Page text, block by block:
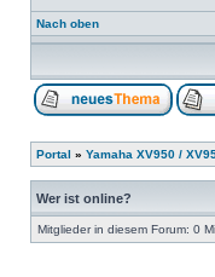
Nach oben
Portal » Yamaha XV950 /
Wer ist online?
Mitglieder in diesem Forum: 0